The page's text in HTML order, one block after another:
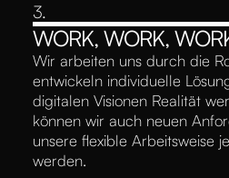
3.
WORK, WORK,
Wir arbeiten uns durch die
entwickeln individuelle
digitalen Visionen Realität
können wir auch neuen
unsere flexible Arbeitsweise
werden.